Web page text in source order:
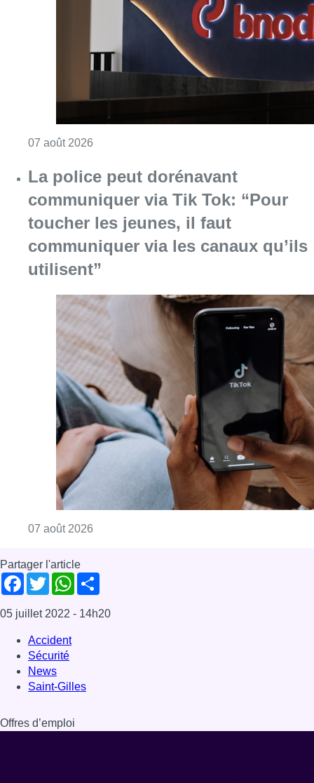
07 août 2026
La police peut dorénavant
communiquer via Tik Tok: “Pour
toucher les jeunes, il faut
communiquer via les canaux qu’ils
utilisent”
07 août 2026
Partager l'article
Facebook
TwitterWhatsApp
05 juillet 2022 - 14h20
Accident
Sécurité
News
Saint-Gilles
Offres d’emploi